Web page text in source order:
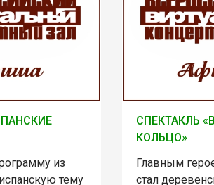
из
тему
СПЕКТАКЛЬ
КОЛЬЦО»
Главным
стал